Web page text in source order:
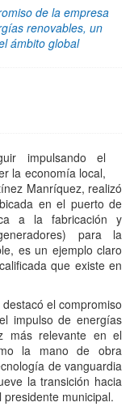
de la empresa
renovables, un
ámbito global
impulsando el
la economía local,
Manríquez, realizó
en el puerto de
a la fabricación y
para la
es un ejemplo claro
que existe en
el compromiso
impulso de energías
más relevante en el
la mano de obra
de vanguardia
la transición hacia
municipal.